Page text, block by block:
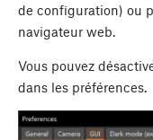
de configuration) ou
navigateur web.
Vous pouvez
dans les préférences.